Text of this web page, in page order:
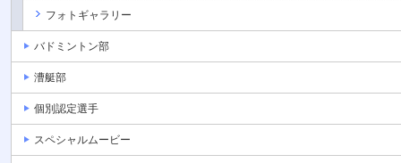
フォトギャラリー
バドミントン部
漕艇部
個別認定選手
スペシャルムービー